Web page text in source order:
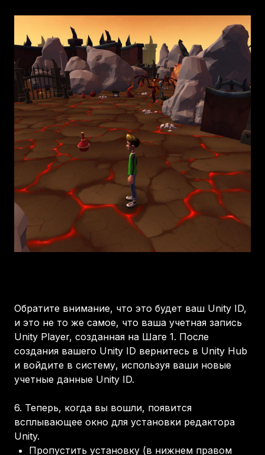
Обратите внимание, что это будет ваш Unity ID,
и это не то же самое, что ваша учетная запись
Unity Player, созданная на Шаге 1. После
создания вашего Unity ID вернитесь в Unity Hub
и войдите в систему, используя ваши новые
учетные данные Unity ID.
6. Теперь, когда вы вошли, появится
всплывающее окно для установки редактора
Unity.
Пропустить установку (в нижнем правом